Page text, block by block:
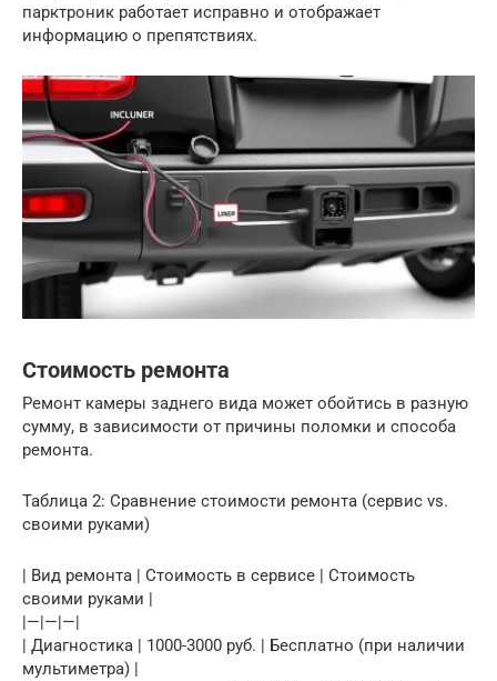
парктроник работает исправно и отображает
информацию о препятствиях.
Стоимость ремонта
Ремонт камеры заднего вида может обойтись в разную
сумму, в зависимости от причины поломки и способа
ремонта.
Таблица 2: Сравнение стоимости ремонта (сервис vs.
своими руками)
| Вид ремонта | Стоимость в сервисе | Стоимость
своими руками |
|—|—|—|
| Диагностика | 1000-3000 руб. | Бесплатно (при наличии
мультиметра) |